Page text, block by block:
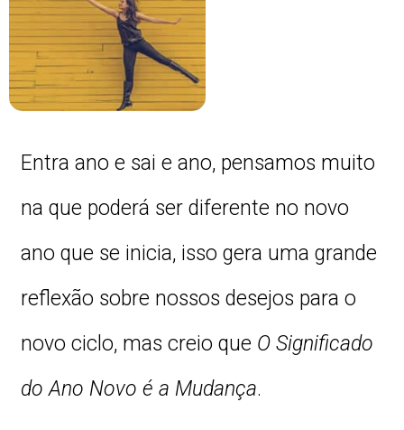
Entra ano e sai e ano, pensamos muito
na que poderá ser diferente no novo
ano que se inicia, isso gera uma grande
reflexão sobre nossos desejos para o
novo ciclo, mas creio que O Significado
do Ano Novo é a Mudança.